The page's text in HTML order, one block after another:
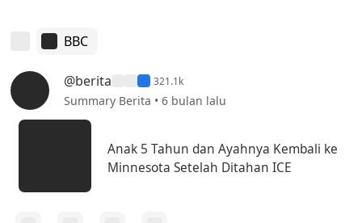
BBC
@berita 321.1k
Summary Berita • 6 bulan lalu
Anak 5 Tahun dan Ayahnya Kembali ke
Minnesota Setelah Ditahan ICE